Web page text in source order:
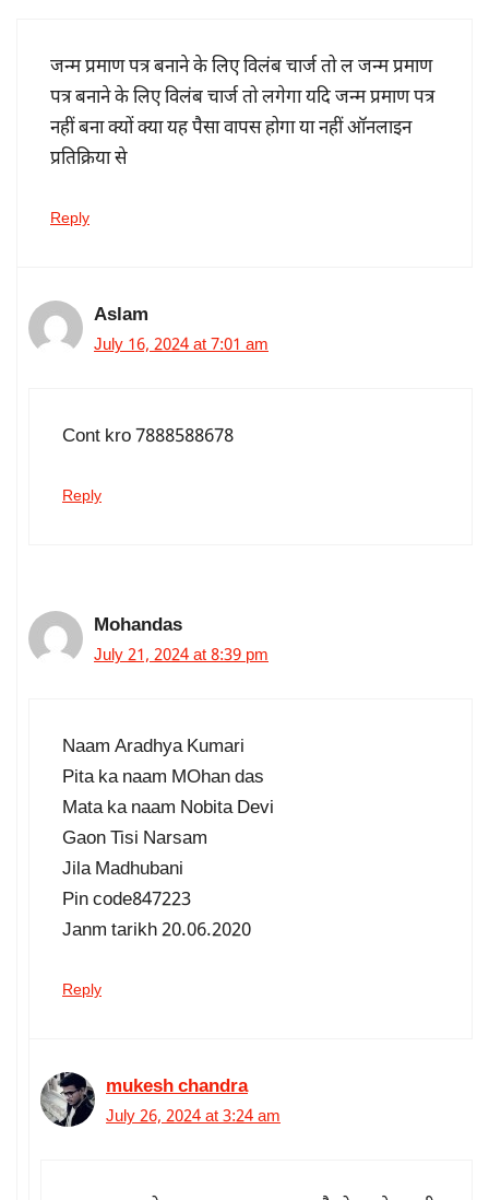
जन्म प्रमाण पत्र बनाने के लिए विलंब चार्ज तो ल जन्म प्रमाण
पत्र बनाने के लिए विलंब चार्ज तो लगेगा यदि जन्म प्रमाण पत्र
नहीं बना क्यों क्या यह पैसा वापस होगा या नहीं ऑनलाइन
प्रतिक्रिया से
Reply
Aslam
July 16, 2024 at 7:01 am
Cont kro 7888588678
Reply
Mohandas
July 21, 2024 at 8:39 pm
Naam Aradhya Kumari
Pita ka naam MOhan das
Mata ka naam Nobita Devi
Gaon Tisi Narsam
Jila Madhubani
Pin code847223
Janm tarikh 20.06.2020
Reply
mukesh chandra
July 26, 2024 at 3:24 am